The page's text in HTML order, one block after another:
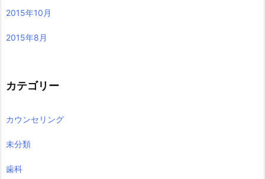
2015年10月
2015年8月
カテゴリー
カウンセリング
未分類
歯科